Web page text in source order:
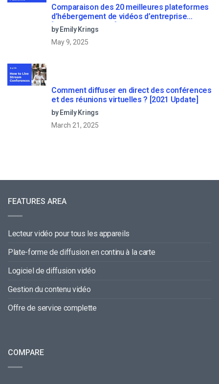
Comparaison des 20 meilleures plateformes
d’hébergement de vidéos d’entreprise
[Updated for 2022]
by Emily Krings
May 9, 2025
Comment diffuser en direct des conférences
et des réunions virtuelles ? [2021 Update]
by Emily Krings
March 21, 2025
FEATURES AREA
Lecteur vidéo pour tous les appareils
Plate-forme de diffusion en continu à la carte
Logiciel de diffusion vidéo
Gestion du contenu vidéo
Offre de service complette
COMPARE